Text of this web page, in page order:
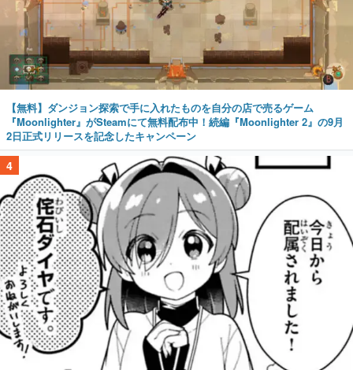
【無料】ダンジョン探索で手に入れたものを自分の店で売るゲーム
『Moonlighter』がSteamにて無料配布中！続編『Moonlighter 2』の9月
2日正式リリースを記念したキャンペーン
4